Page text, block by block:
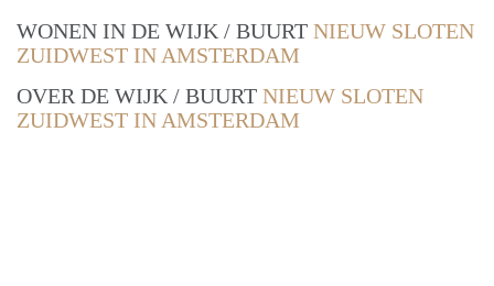
WONEN IN DE WIJK / BUURT NIEUW SLOTEN
ZUIDWEST IN AMSTERDAM
OVER DE WIJK / BUURT NIEUW SLOTEN
ZUIDWEST IN AMSTERDAM